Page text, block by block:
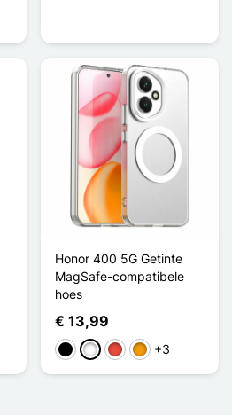
Honor 400 5G Getinte
MagSafe-compatibele
hoes
€ 13,99
ZwartWit RoodOranje
+3